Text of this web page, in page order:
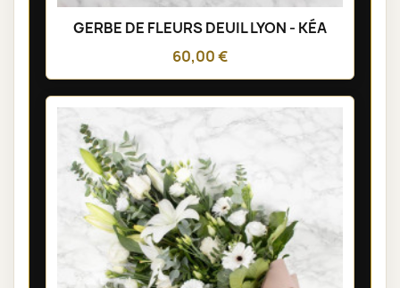
GERBE DE FLEURS DEUIL LYON - KÉA
60,00 €